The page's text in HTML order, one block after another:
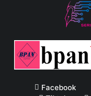
Facebook